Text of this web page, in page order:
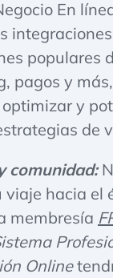
En
populares
pagos y
y
de
comunidad:
viaje hacia el
membresía
Online